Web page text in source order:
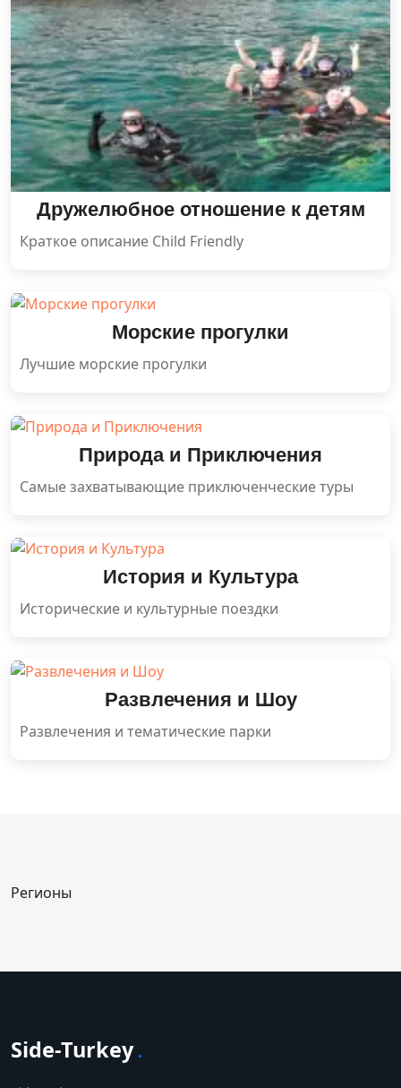
Дружелюбное отношение к детям
Краткое описание Child Friendly
Морские прогулки
Лучшие морские прогулки
Природа и Приключения
Самые захватывающие приключенческие туры
История и Культура
Исторические и культурные поездки
Развлечения и Шоу
Развлечения и тематические парки
Регионы
Side-Turkey.